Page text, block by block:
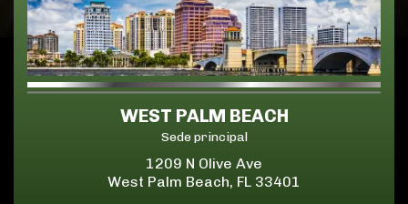
WEST PALM BEACH
Sede principal
1209 N Olive Ave
West Palm Beach, FL 33401